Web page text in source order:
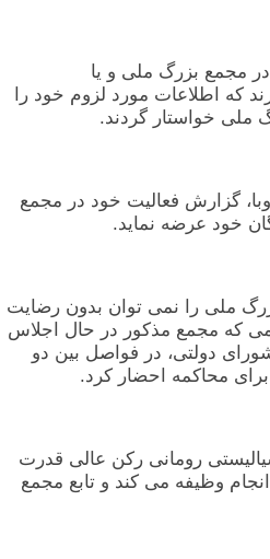
مجمع بزرگ‏ ملی‏ و یا
که‏ اطلاعات‏ مورد لزوم‏ خود را
ملی‏ خواستار گردند.
گزارش‏ فعالیت‏ خود در مجمع
خود عرضه‏ نماید.
ملی‏ را نمی‏ توان‏ بدون‏ رضایت‏
که‏ مجمع مذکور در حال‏ اجلاس‏
دولتی‏، در فواصل‏ بین‏ دو
محاکمه‏ احضار کرد.
رومانی‏ رکن‏ عالی‏ قدرت‏
وظیفه‏ می‏ کند و تابع مجمع